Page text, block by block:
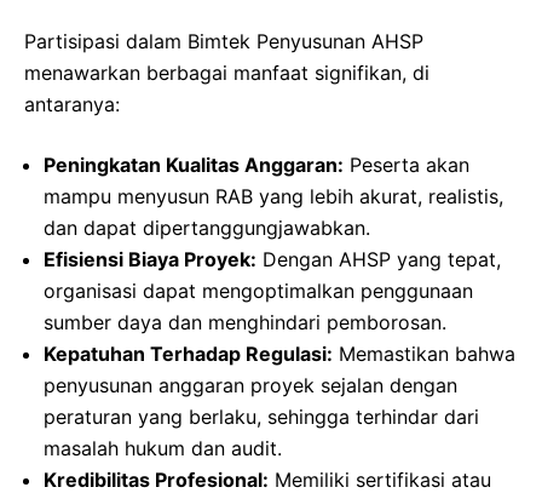
Partisipasi dalam Bimtek Penyusunan AHSP
menawarkan berbagai manfaat signifikan, di
antaranya:
Peningkatan Kualitas Anggaran: Peserta akan
mampu menyusun RAB yang lebih akurat, realistis,
dan dapat dipertanggungjawabkan.
Efisiensi Biaya Proyek: Dengan AHSP yang tepat,
organisasi dapat mengoptimalkan penggunaan
sumber daya dan menghindari pemborosan.
Kepatuhan Terhadap Regulasi: Memastikan bahwa
penyusunan anggaran proyek sejalan dengan
peraturan yang berlaku, sehingga terhindar dari
masalah hukum dan audit.
Kredibilitas Profesional: Memiliki sertifikasi atau